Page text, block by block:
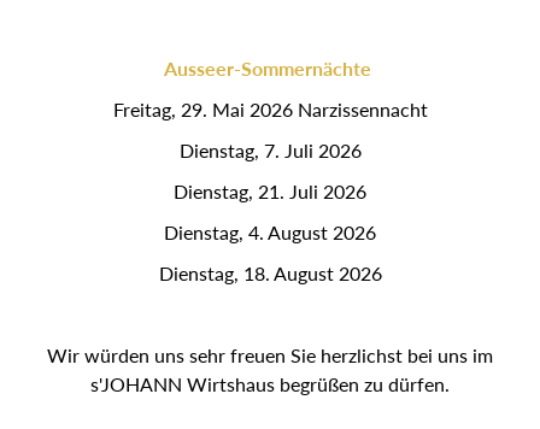
Ausseer-Sommernächte
Freitag, 29. Mai 2026 Narzissennacht
Dienstag, 7. Juli 2026
Dienstag, 21. Juli 2026
Dienstag, 4. August 2026
Dienstag, 18. August 2026
Wir würden uns sehr freuen Sie herzlichst bei uns im
s'JOHANN Wirtshaus begrüßen zu dürfen.